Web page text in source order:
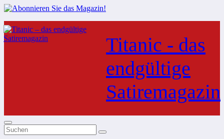
Zum
Inhalt
springen
Titanic - das
endgültige
Satiremagazin